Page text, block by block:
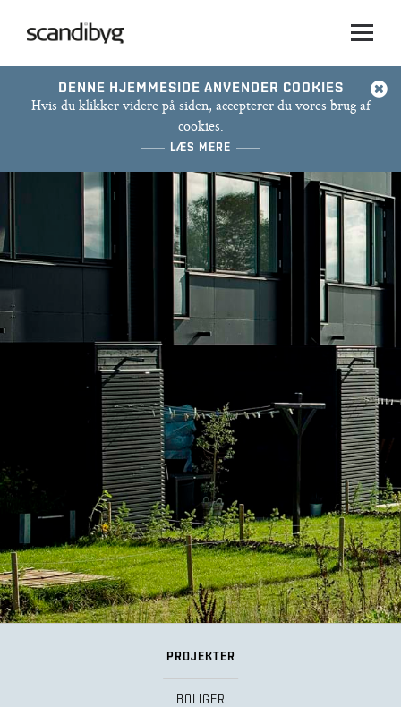
DENNE HJEMMESIDE ANVENDER COOKIES
Hvis du klikker videre på siden, accepterer du vores brug af
cookies.
LÆS MERE
PROJEKTER
PROJEKTER
BOLIGER